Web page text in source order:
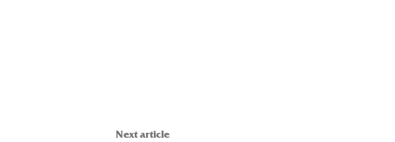
Next article